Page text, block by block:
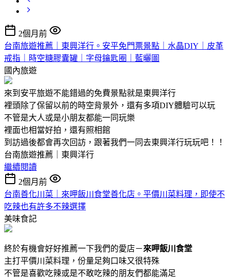
2個月前
台南旅遊推薦｜東興洋行。安平免門票景點｜水晶DIY｜皮革
戒指｜時空糖膠囊罐｜字母鑰匙圈｜藍曬圖
國內旅遊
來到安平旅遊不能錯過的免費景點就是東興洋行
裡頭除了保留以前的時空背景外，還有多項DIY體驗可以玩
不管是大人或是小朋友都能一同玩樂
裡面也相當好拍，還有照相館
到訪過後都會再次回訪，跟著我們一同去東興洋行玩玩吧！！
台南旅遊推薦｜東興洋行
繼續閱讀
2個月前
台南善化川菜｜來呷飯川食堂善化店。平價川菜料理，即使不
吃辣也有許多不辣選擇
美味食記
終於有機會好好推薦一下我們的愛店－來呷飯川食堂
主打平價川菜料理，份量足夠口味又很特殊
不管是喜歡吃辣或是不敢吃辣的朋友們都能滿足